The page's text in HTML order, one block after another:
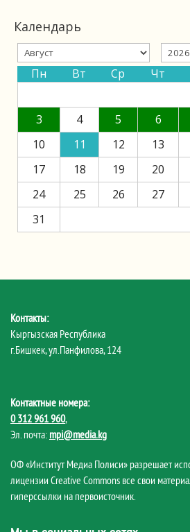
Календарь
Пн Вт Ср Чт
3
4 5 6
10
11 12 13
17
18 19 20
24
25 26 27
31
Контакты:
Кыргызская Республика
г.Бишкек, ул.Панфилова, 124
Контактные номера:
0 312 961 960,
Эл. почта: mpi@media.kg
ОФ «Институт Медиа Полиси» разрешает
лицензии Creative Commons все свои
гиперссылки на первоисточник.